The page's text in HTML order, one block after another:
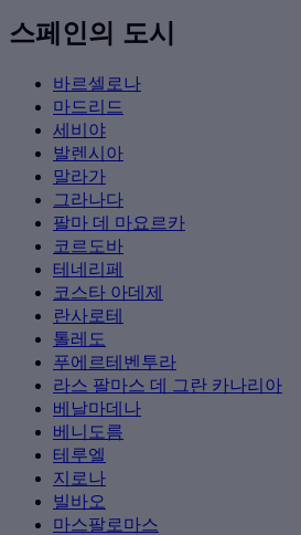
스페인의 도시
바르셀로나
마드리드
세비야
발렌시아
말라가
그라나다
팔마 데 마요르카
코르도바
테네리페
코스타 아데제
란사로테
톨레도
푸에르테벤투라
라스 팔마스 데 그란 카나리아
베날마데나
베니도름
테루엘
지로나
빌바오
마스팔로마스